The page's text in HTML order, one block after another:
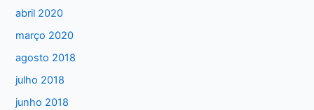
abril 2020
março 2020
agosto 2018
julho 2018
junho 2018